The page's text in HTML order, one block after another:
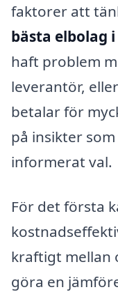
faktorer att
bästa elbolag
haft problem
leverantör,
betalar för
på insikter
informerat val.
För det första
kraftigt mellan
göra en